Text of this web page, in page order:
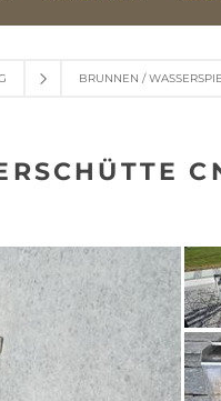
BRUNNEN /